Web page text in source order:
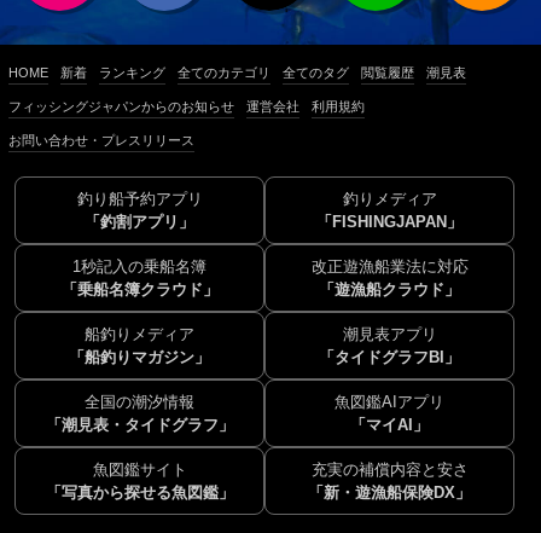
HOME 新着 ランキング 全てのカテゴリ 全てのタグ 閲覧履歴 潮見表
フィッシングジャパンからのお知らせ 運営会社 利用規約
お問い合わせ・プレスリリース
釣り船予約アプリ
「釣割アプリ」
釣りメディア
「FISHINGJAPAN」
1秒記入の乗船名簿
「乗船名簿クラウド」
改正遊漁船業法に対応
「遊漁船クラウド」
船釣りメディア
「船釣りマガジン」
潮見表アプリ
「タイドグラフBI」
全国の潮汐情報
「潮見表・タイドグラフ」
魚図鑑AIアプリ
「マイAI」
魚図鑑サイト
「写真から探せる魚図鑑」
充実の補償内容と安さ
「新・遊漁船保険DX」